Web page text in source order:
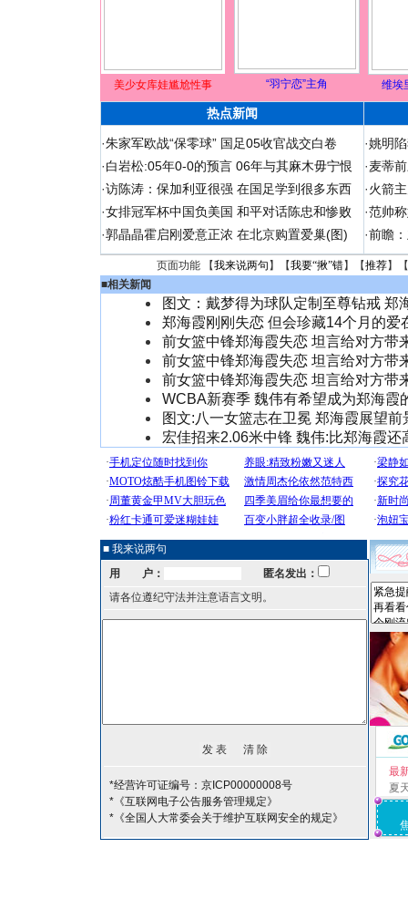
美少女库娃尴尬性事 “羽宁恋”主角 维埃
热点新闻
·朱家军欧战“保零球” 国足05收官战交白卷
·白岩松:05年0-0的预言 06年与其麻木毋宁恨
·访陈涛：保加利亚很强 在国足学到很多东西
·女排冠军杯中国负美国 和平对话陈忠和惨败
·郭晶晶霍启刚爱意正浓 在北京购置爱巢(图)
·姚明
·麦蒂
·火箭
·范帅
·前瞻
页面功能 【我来说两句 】【我要“揪”错】【推荐】
■相关新闻
图文：戴梦得为球队定制至尊钻戒 郑
郑海霞刚刚失恋 但会珍藏14个月的爱
前女篮中锋郑海霞失恋 坦言给对方带
前女篮中锋郑海霞失恋 坦言给对方带
前女篮中锋郑海霞失恋 坦言给对方带
WCBA新赛季 魏伟有希望成为郑海霞
图文:八一女篮志在卫冕 郑海霞展望前
宏佳招来2.06米中锋 魏伟:比郑海霞还
■ 我来说两句
用 户：
匿名发出：
请各位遵纪守法并注意语言文明。
*经营许可证编号：京ICP00000008号
*《互联网电子公告服务管理规定》
*《全国人大常委会关于维护互联网安全的规定》
最
夏